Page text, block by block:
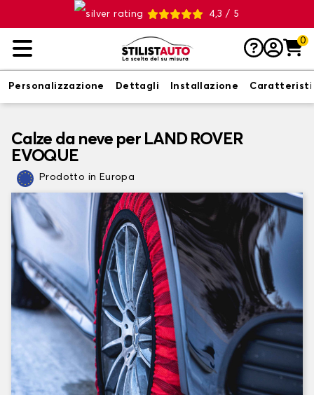
4,3 / 5
0
Personalizzazione Dettagli Installazione
Calze da neve per LAND ROVER
EVOQUE
Prodotto in Europa